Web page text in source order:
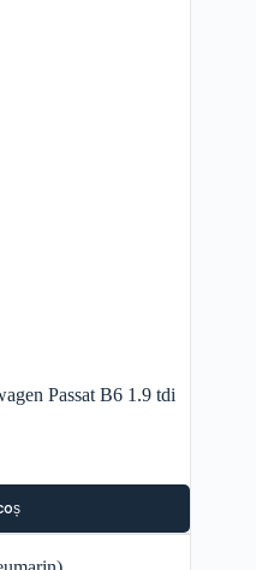
Passat B6 1.9 tdi